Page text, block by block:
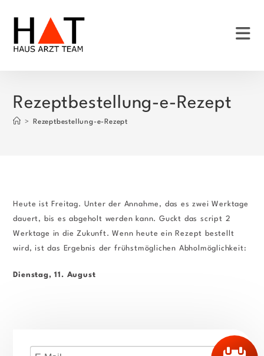
Rezeptbestellung-e-Rezept
> Rezeptbestellung-e-Rezept
Heute ist Freitag. Unter der Annahme, das es zwei Werktage
dauert, bis es abgeholt werden kann. Guckt das script 2
Werktage in die Zukunft. Wenn heute ein Rezept bestellt
wird, ist das Ergebnis der frühstmöglichen Abholmöglichkeit:
Dienstag, 11. August